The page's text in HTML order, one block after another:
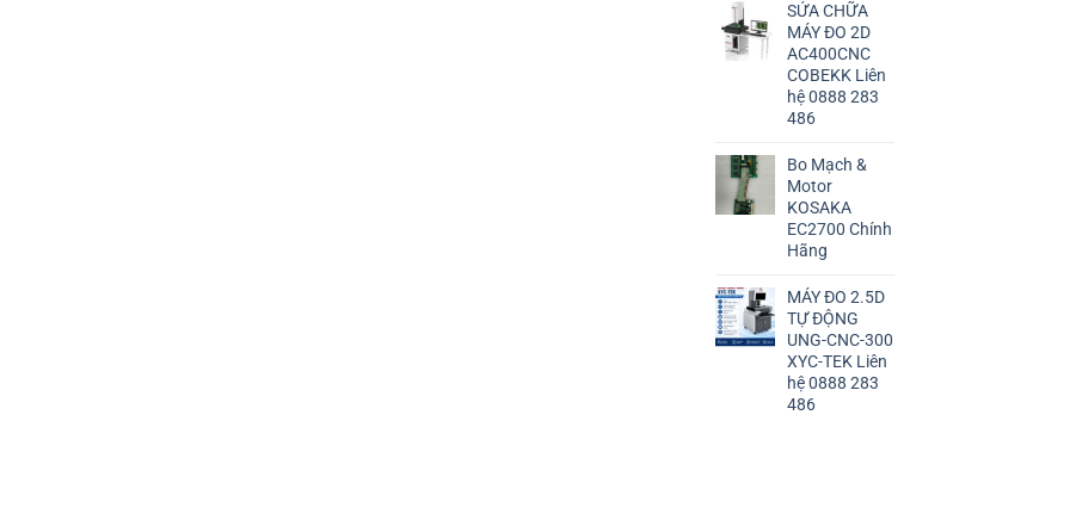
SỬA CHỮA
MÁY ĐO 2D
AC400CNC
COBEKK Liên
hệ 0888 283
486
Bo Mạch &
Motor
KOSAKA
EC2700 Chính
Hãng
MÁY ĐO 2.5D
TỰ ĐỘNG
UNG-CNC-300
XYC-TEK Liên
hệ 0888 283
486